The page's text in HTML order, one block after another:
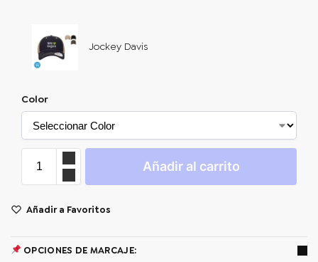
Jockey Davis
Color
Añadir al carrito
Añadir a Favoritos
OPCIONES DE MARCAJE: